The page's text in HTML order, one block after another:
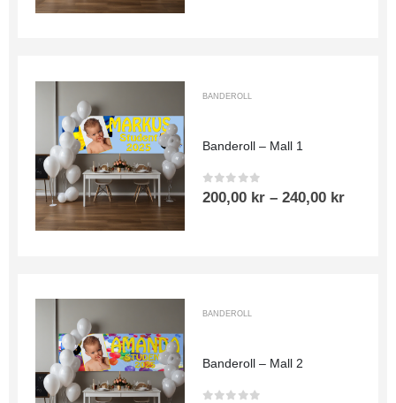
BANDEROLL
Banderoll – Mall 1
0out of 5
200,00 kr – 240,00 kr
BANDEROLL
Banderoll – Mall 2